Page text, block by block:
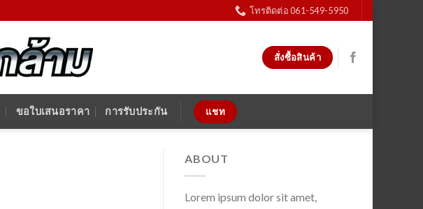
โทรติดต่อ 061-549-5950
สั่งซื้อสินค้า
ขอใบเสนอราคา การรับประกัน แชท
ABOUT
Lorem ipsum dolor sit amet,